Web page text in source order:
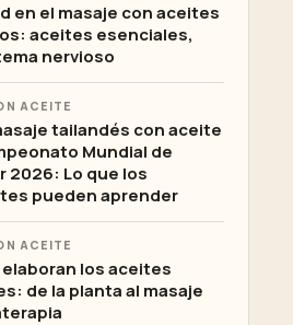
en el masaje con aceites
aceites esenciales,
nervioso
ACEITE
tailandés con aceite
Mundial de
2026: Lo que los
pueden aprender
ACEITE
los aceites
de la planta al masaje